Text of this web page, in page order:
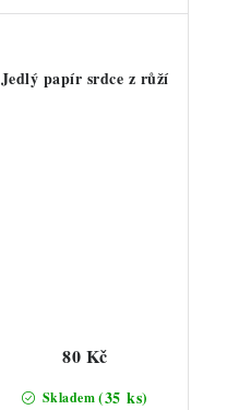
Jedlý papír srdce z růží
Skladem(35 ks)
80 Kč